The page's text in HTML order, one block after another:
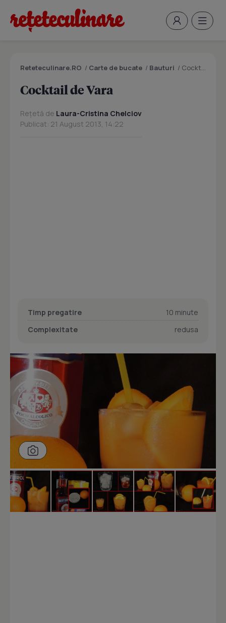
Reteteculinare.RO / Carte de bucate / Bauturi / Cocktail de Vara
Cocktail de Vara
Rețetă de Laura-Cristina Chelciov
Publicat: 21 August 2013, 14:22
Timp pregatire
10 minute
Complexitate
redusa